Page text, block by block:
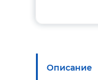
Описание